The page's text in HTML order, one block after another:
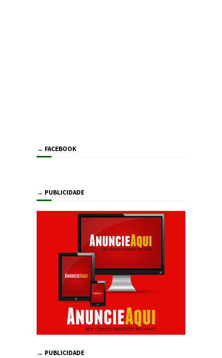
→ FACEBOOK
→ PUBLICIDADE
→ PUBLICIDADE